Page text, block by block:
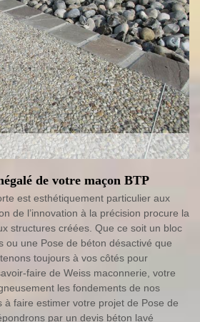
de votre maçon BTP
est esthétiquement particulier aux
de l’innovation à la précision procure la
structures créées. Que ce soit un bloc
ou une Pose de béton désactivé que
toujours à vos côtés pour
faire de Weiss maconnerie, votre
les fondements de nos
à faire estimer votre projet de Pose de
par un devis béton lavé